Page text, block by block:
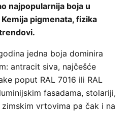
najpopularnija boja u
pigmenata, fizika
jedna boja dominira
antracit siva, najčešće
poput RAL 7016 ili RAL
fasadama, stolariji,
vrtovima pa čak i na